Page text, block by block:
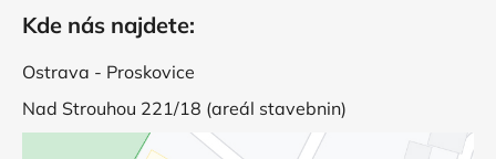
Kde nás najdete:
Ostrava - Proskovice
Nad Strouhou 221/18 (areál stavebnin)